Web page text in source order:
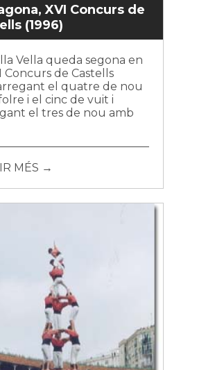
XVI Concurs de
(1996)
Vella queda segona en
Concurs de Castells
el quatre de nou
i el cinc de vuit i
el tres de nou amb
MÉS →